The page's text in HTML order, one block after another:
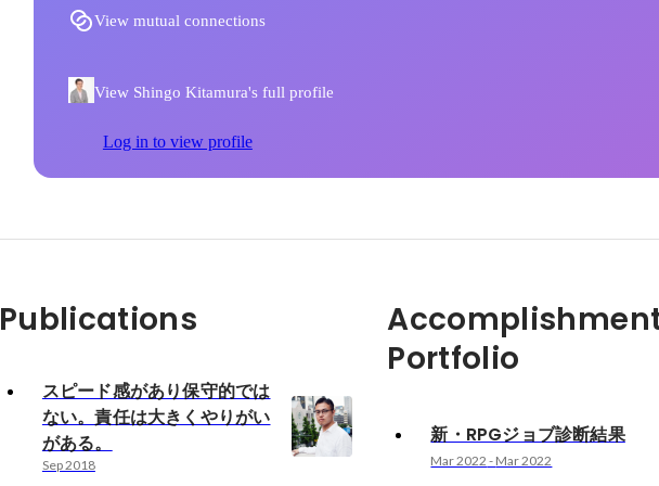
View mutual connections
View Shingo Kitamura's full profile
Log in to view profile
Publications
スピード感があり保守的では
ない。責任は大きくやりがい
がある。
Sep 2018
Portfolio
新・RPGジョブ診断結果
Mar 2022 - Mar 2022